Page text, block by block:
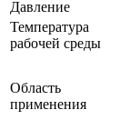
Давление
Температура
рабочей среды
Область
применения